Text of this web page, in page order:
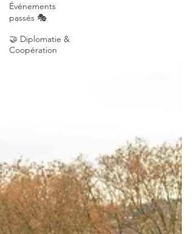
Événements
passés 🎭
🤝 Diplomatie &
Coopération